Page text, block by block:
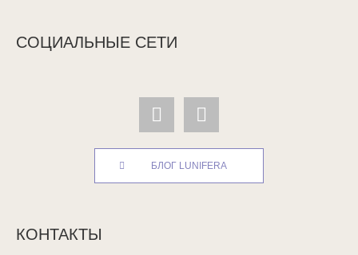
СОЦИАЛЬНЫЕ СЕТИ
БЛОГ LUNIFERA
КОНТАКТЫ